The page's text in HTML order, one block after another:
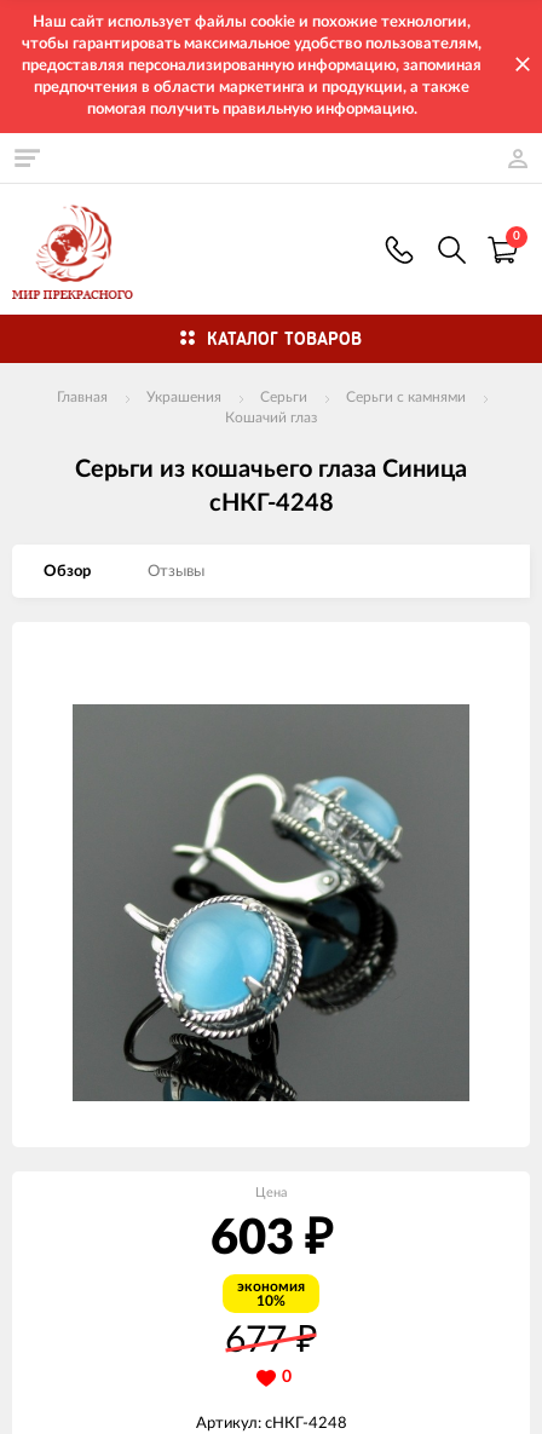
Наш сайт использует файлы cookie и похожие технологии,
чтобы гарантировать максимальное удобство пользователям,
предоставляя персонализированную информацию, запоминая
предпочтения в области маркетинга и продукции, а также
помогая получить правильную информацию.
0
КАТАЛОГ ТОВАРОВ
Главная Украшения Серьги
Серьги с камнями
Кошачий глаз
Серьги из кошачьего глаза Синица
сНКГ-4248
Обзор Отзывы
Цена
603 ₽
экономия
10%
677₽
0
Артикул: сНКГ-4248